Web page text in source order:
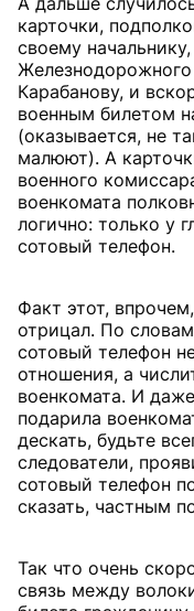
карточки,
своему
Карабанову, и
военным билетом
(оказывается, не
малюют). А
военного
военкомата
логично: только у
сотовый телефон.
Факт этот,
отрицал. По
сотовый телефон
отношения, а
военкомата. И
подарила
дескать, будьте
следователи,
сотовый телефон
сказать, частным
Так что очень
связь между